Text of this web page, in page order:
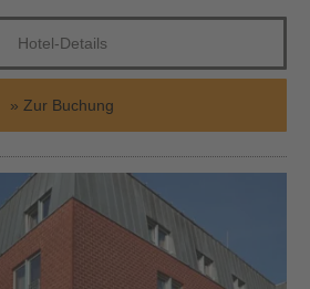
Hotel-Details
Zur Buchung